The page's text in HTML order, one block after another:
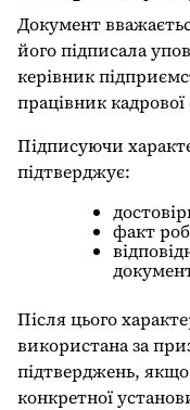
Документ
його підписала
керівник
працівник
Підписуючи
підтверджує:
факт
Після цього
використана за
підтверджень,
конкретної